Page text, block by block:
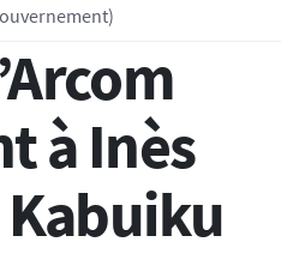
à Inès